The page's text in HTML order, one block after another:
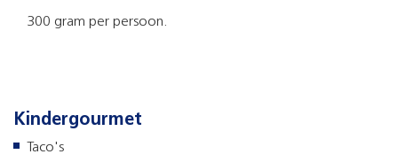
300 gram per persoon.
Kindergourmet
Taco's